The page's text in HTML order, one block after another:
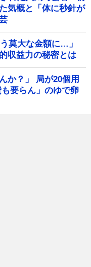
気概と「体に秒針が
う莫大な金額に…」
収益力の秘密とは
か？」 局が20個用
要らん」のゆで卵